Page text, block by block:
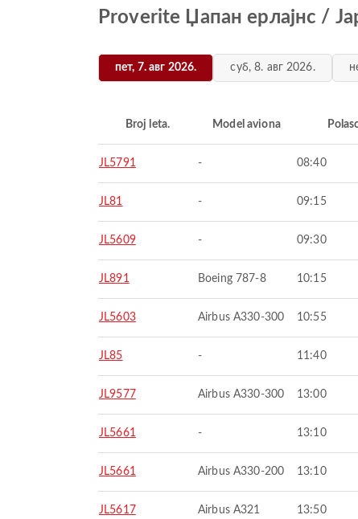
Proverite Џапан ерлајнс /
пет, 7. авг 2026. суб, 8. авг 2026.
Broj leta. Model aviona
JL5791 - 08:40
JL81 - 09:15
JL5609 - 09:30
JL891 Boeing 787-8 10:15
JL5603 Airbus A330-300 10:55
JL85 - 11:40
JL9577 Airbus A330-300 13:00
JL5661 - 13:10
JL5661 Airbus A330-200 13:10
JL5617 Airbus A321 13:50